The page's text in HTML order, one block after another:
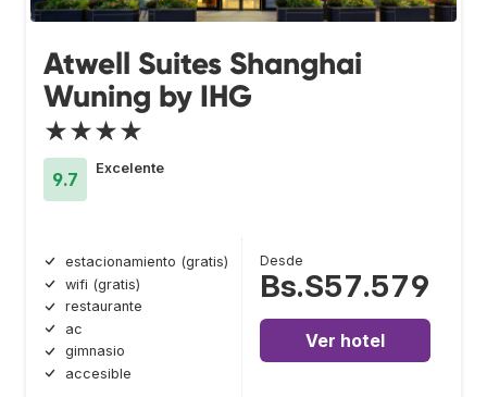
Atwell Suites Shanghai
Wuning by IHG
★★★★
9.7
Excelente
estacionamiento (gratis)
wifi (gratis)
restaurante
ac
gimnasio
accesible
Desde
Bs.S57.579
Ver hotel